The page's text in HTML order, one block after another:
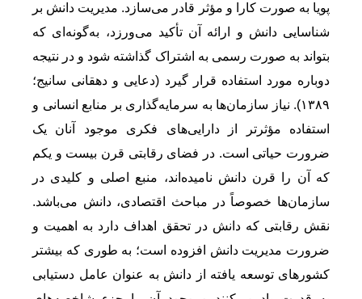
پویا به صورت کارا و مؤثر قادر می‌سازد.‌ مدیریت دانش بر
شناسایی دانش و ارائه آن تأکید می‌ورزد،‌ به‌گونه‌ای که
بتواند به صورت رسمی به اشتراک گذاشته شود و در نتیجه
دوباره مورد استفاده قرار گیرد (دعایی و دهقانی سانیج؛
۱۳۸۹). نیاز سازمان‌ها به سرمایه‌گذاری بر منابع انسانی و
استفاده مؤثرتر از دارایی‌های فکری موجود آنان یک
ضرورت حیاتی است. در فضای رقابتی قرن بیست و یکم
که آن را قرن دانش نامیده‌اند، منبع اصلی و کلیدی در
سازمان‌ها خصوصاً در مباحث اقتصادی، دانش می‌باشد.
نقش رقابتی که دانش در تحقق اهداف دارد به اهمیت و
ضرورت مدیریت دانش افزوده است؛ به طوری که بیشتر
کشورهای توسعه یافته از دانش به عنوان عامل دستیابی